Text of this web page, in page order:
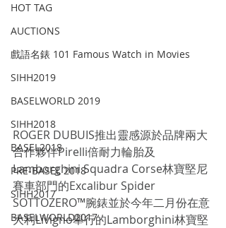
HOT TAG
AUCTIONS
戲語名錶 101 Famous Watch in Movies
SIHH2019
BASELWORLD 2019
SIHH2018
BASEL2018
PRE-BASEL 2018
SIHH2017
BASELWORLD2017
ROGER DUBUIS推出靈感源於品牌兩大
合作夥伴Pirelli倍耐力輪胎及
Lamborghini Squadra Corse林寶堅尼
賽車部門的Excalibur Spider
SOTTOZERO™腕錶並於今年二月份在意
大利Livigno舉行的Lamborghini林寶堅